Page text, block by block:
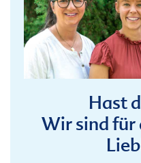
Hast
Wir sind für